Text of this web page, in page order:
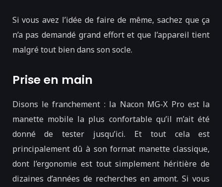
Si vous avez l’idée de faire de même, sachez que ça
n’a pas demandé grand effort et que l’appareil tient
malgré tout bien dans son socle.
Prise en main
Disons le franchement : la Nacon MG-X Pro est la
manette mobile la plus confortable qu’il m’ait été
donné de tester jusqu’ici. Et tout cela est
principalement dû à son format manette classique,
dont l’ergonomie est tout simplement héritière de
dizaines d’années de recherches en amont. Si vous